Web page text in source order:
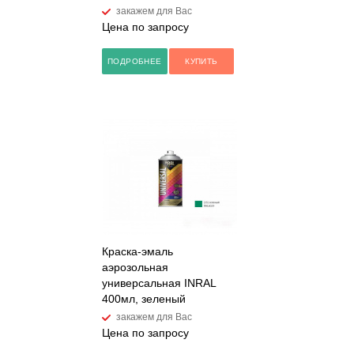
закажем для Вас
Цена по запросу
ПОДРОБНЕЕ КУПИТЬ
Краска-эмаль
аэрозольная
универсальная INRAL
400мл, зеленый
закажем для Вас
Цена по запросу